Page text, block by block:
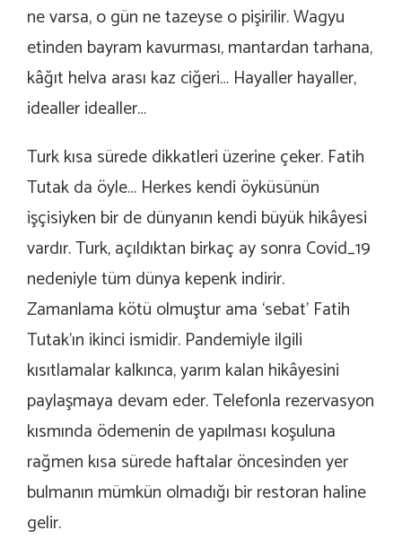
ne varsa, o gün ne tazeyse o pişirilir. Wagyu
etinden bayram kavurması, mantardan tarhana,
kâğıt helva arası kaz ciğeri… Hayaller hayaller,
idealler idealler…
Turk kısa sürede dikkatleri üzerine çeker. Fatih
Tutak da öyle… Herkes kendi öyküsünün
işçisiyken bir de dünyanın kendi büyük hikâyesi
vardır. Turk, açıldıktan birkaç ay sonra Covid_19
nedeniyle tüm dünya kepenk indirir.
Zamanlama kötü olmuştur ama ‘sebat’ Fatih
Tutak’ın ikinci ismidir. Pandemiyle ilgili
kısıtlamalar kalkınca, yarım kalan hikâyesini
paylaşmaya devam eder. Telefonla rezervasyon
kısmında ödemenin de yapılması koşuluna
rağmen kısa sürede haftalar öncesinden yer
bulmanın mümkün olmadığı bir restoran haline
gelir.